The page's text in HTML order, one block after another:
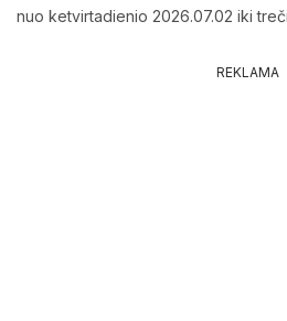
nuo ketvirtadienio 2026.07.02 iki
REKLAMA